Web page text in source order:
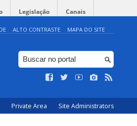
Legislação Canais
ALTO CONTRASTE MAPA DO SITE
Private Area Site Administrators